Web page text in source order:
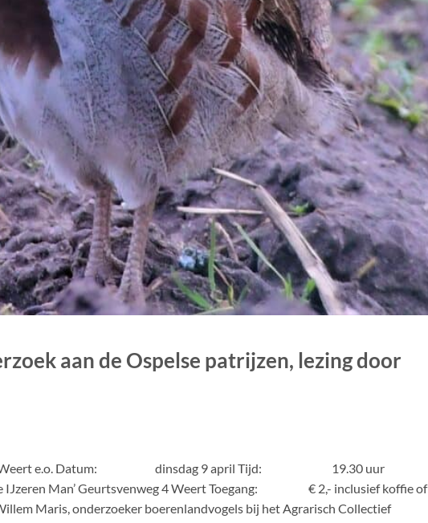
aan de Ospelse patrijzen, lezing door
IVN Weert e.o. Datum: dinsdag 9 april Tijd: 19.30 uur
Man’ Geurtsvenweg 4 Weert Toegang: € 2,- inclusief koffie of
Maris, onderzoeker boerenlandvogels bij het Agrarisch Collectief